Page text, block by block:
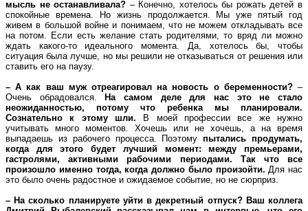
мысль не останавливала? – Конечно, хотелось бы рожать детей в
спокойные времена. Но жизнь продолжается. Мы уже пятый год
живем в большой войне и понимаем, что не можем откладывать все
на потом. Если есть желание стать родителями, то вряд ли можно
ждать какого-то идеального момента. Да, хотелось бы, чтобы
ситуация была лучше, но мы решили не отказываться от решения или
ставить его на паузу.
– А как ваш муж отреагировал на новость о беременности? –
Очень обрадовался.
На самом деле для нас это не стало
неожиданностью, потому что ребенка мы планировали.
Сознательно к этому шли.
В моей профессии все же нужно
учитывать много моментов. Хочешь или не хочешь, а на время
выпадаешь из рабочего процесса. Поэтомупытались продумать,
когда для этого будет лучший момент: между премьерами,
гастролями, активными рабочими периодами. Так что все
произошло именно тогда, когда должно было произойти.Для нас
это было очень радостное и ожидаемое событие, но не сюрприз.
– На сколько планируете уйти в декретный отпуск? Ваш коллега